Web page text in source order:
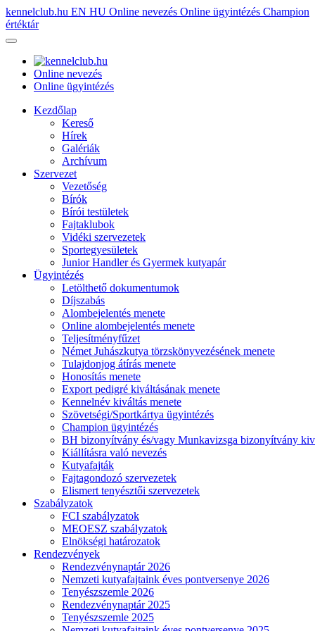
kennelclub.hu EN HU Online nevezés Online ügyintézés Champion
értéktár
Online nevezés
Online ügyintézés
Kezdőlap
Kereső
Hírek
Galériák
Archívum
Szervezet
Vezetőség
Bírók
Bírói testületek
Fajtaklubok
Vidéki szervezetek
Sportegyesületek
Junior Handler és Gyermek kutyapár
Ügyintézés
Letölthető dokumentumok
Díjszabás
Alombejelentés menete
Online alombejelentés menete
Teljesítményfűzet
Német Juhászkutya törzskönyvezésének menete
Tulajdonjog átírás menete
Honosítás menete
Export pedigré kiváltásának menete
Kennelnév kiváltás menete
Szövetségi/Sportkártya ügyintézés
Champion ügyintézés
BH bizonyítvány és/vagy Munkavizsga bizonyítvány
Kiállításra való nevezés
Kutyafajták
Fajtagondozó szervezetek
Elismert tenyésztői szervezetek
Szabályzatok
FCI szabályzatok
MEOESZ szabályzatok
Elnökségi határozatok
Rendezvények
Rendezvénynaptár 2026
Nemzeti kutyafajtaink éves pontversenye 2026
Tenyészszemle 2026
Rendezvénynaptár 2025
Tenyészszemle 2025